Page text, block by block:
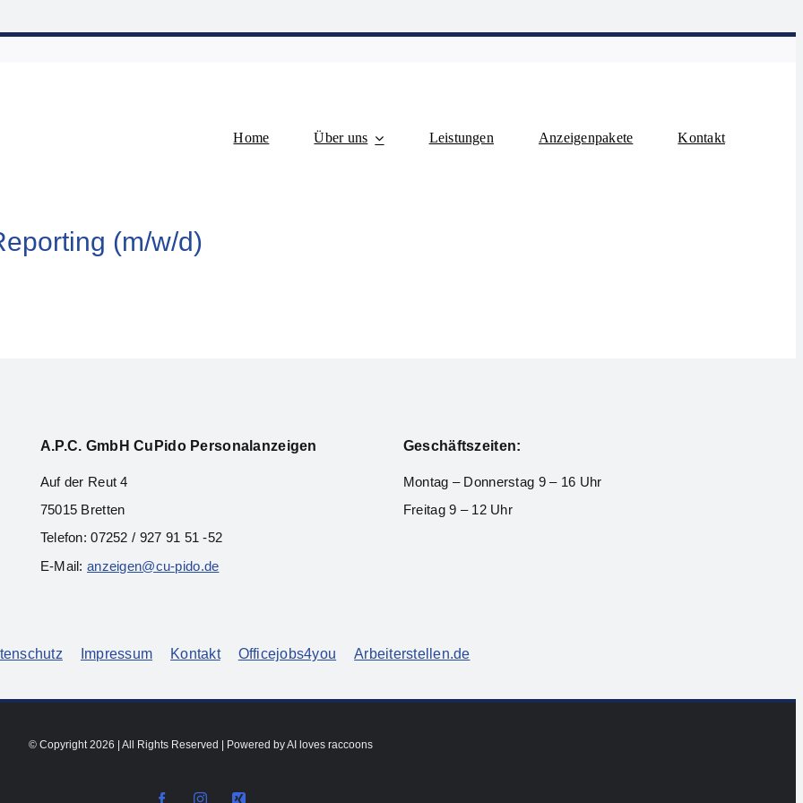
Home Über uns Leistungen Anzeigenpakete Kontakt
(m/w/d)
A.P.C. Gmb H CuPido Personalanzeigen
Auf der Reut 4
75015 Bretten
Telefon: 07252 / 927 91 51 -52
E-Mail:anzeigen@cu-pido.de
Geschäftszeiten:
Montag – Donnerstag 9 – 16 Uhr
Freitag 9 – 12 Uhr
Impressum Kontakt Officejobs4you Arbeiterstellen.de
© Copyright 2026 | All Rights Reserved | Powered by AI loves raccoons